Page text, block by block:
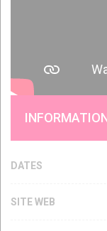
DATES
SITE WEB